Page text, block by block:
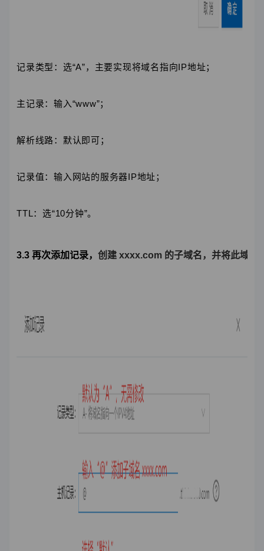
记录类型：选“A”，主要实现将域名指向IP地址；
主记录：输入“www”；
解析线路：默认即可；
记录值：输入网站的服务器IP地址；
TTL：选“10分钟”。
3.3 再次添加记录， 创建 xxxx.com 的子域名，并将此域名